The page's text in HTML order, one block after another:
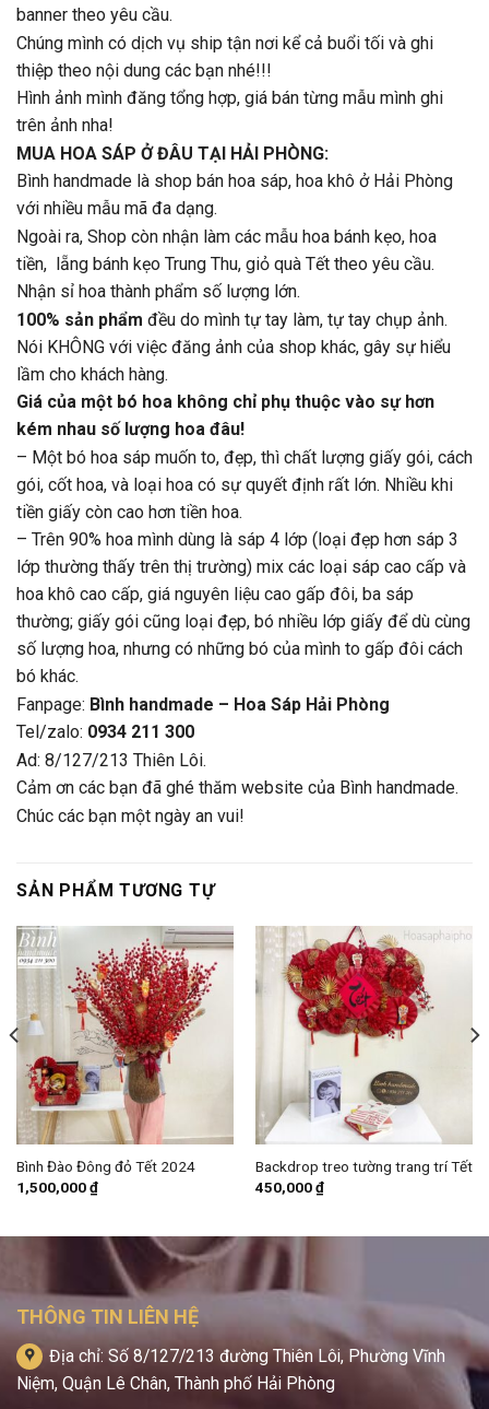
banner theo yêu cầu.
Chúng mình có dịch vụ ship tận nơi kể cả buổi tối và ghi
thiệp theo nội dung các bạn nhé!!!
Hình ảnh mình đăng tổng hợp, giá bán từng mẫu mình ghi
trên ảnh nha!
MUA HOA SÁP Ở ĐÂU TẠI HẢI PHÒNG:
Bình handmade là shop bán hoa sáp, hoa khô ở Hải Phòng
với nhiều mẫu mã đa dạng.
Ngoài ra, Shop còn nhận làm các mẫu hoa bánh kẹo, hoa
tiền, lẵng bánh kẹo Trung Thu, giỏ quà Tết theo yêu cầu.
Nhận sỉ hoa thành phẩm số lượng lớn.
100% sản phẩm đều do mình tự tay làm, tự tay chụp ảnh.
Nói KHÔNG với việc đăng ảnh của shop khác, gây sự hiểu
lầm cho khách hàng.
Giá của một bó hoa không chỉ phụ thuộc vào sự hơn
kém nhau số lượng hoa đâu!
– Một bó hoa sáp muốn to, đẹp, thì chất lượng giấy gói, cách
gói, cốt hoa, và loại hoa có sự quyết định rất lớn. Nhiều khi
tiền giấy còn cao hơn tiền hoa.
– Trên 90% hoa mình dùng là sáp 4 lớp (loại đẹp hơn sáp 3
lớp thường thấy trên thị trường) mix các loại sáp cao cấp và
hoa khô cao cấp, giá nguyên liệu cao gấp đôi, ba sáp
thường; giấy gói cũng loại đẹp, bó nhiều lớp giấy để dù cùng
số lượng hoa, nhưng có những bó của mình to gấp đôi cách
bó khác.
Fanpage: Bình handmade – Hoa Sáp Hải Phòng
Tel/zalo: 0934 211 300
Ad: 8/127/213 Thiên Lôi.
Cảm ơn các bạn đã ghé thăm website của Bình handmade.
Chúc các bạn một ngày an vui!
SẢN PHẨM TƯƠNG TỰ
Bình Đào Đông đỏ Tết 2024
1,500,000₫
Backdrop treo tường trang trí Tết
450,000₫
THÔNG TIN LIÊN HỆ
Địa chỉ: Số 8/127/213 đường Thiên Lôi, Phường Vĩnh
Niệm, Quận Lê Chân, Thành phố Hải Phòng